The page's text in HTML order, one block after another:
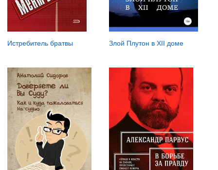
Истребитель брaтвы Злой Плутон в ХII доме